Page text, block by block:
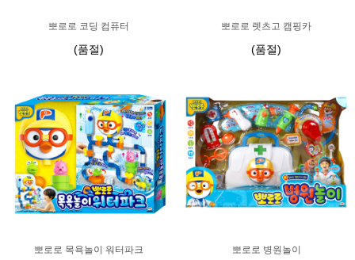
뽀로로 코딩 컴퓨터
(품절)
뽀로로 렛츠고 캠핑카
(품절)
뽀로로 목욕놀이 워터파크 뽀로로 병원놀이